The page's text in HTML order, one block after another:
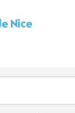
NiceS
n